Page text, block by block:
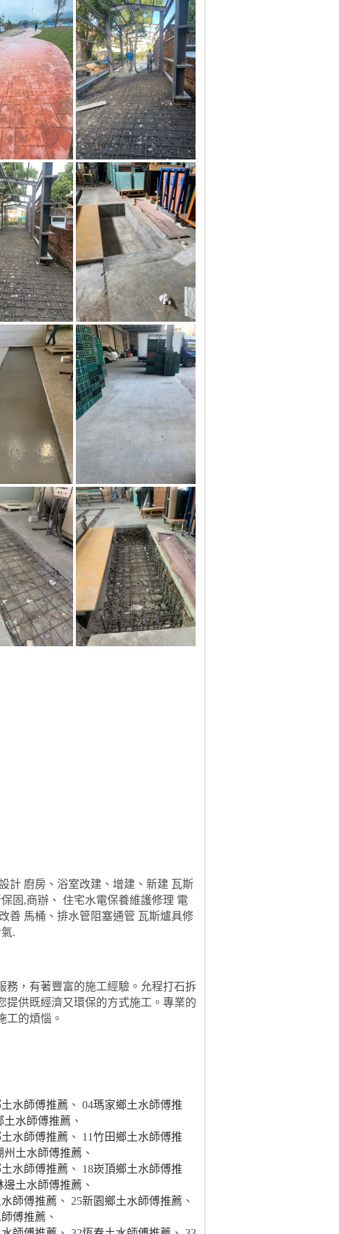
計 廚房、浴室改建、增建、新建 瓦斯
固,商辦、 住宅水電保養維護修理 電
善 馬桶、排水管阻塞通管 瓦斯爐具修
.
，有著豐富的施工經驗。允程打石拆
供既經濟又環保的方式施工。專業的
工的煩惱。
水師傅推薦 、 04瑪家鄉土水師傅推
土水師傅推薦 、
水師傅推薦 、 11竹田鄉土水師傅推
州土水師傅推薦 、
水師傅推薦 、 18崁頂鄉土水師傅推
邊土水師傅推薦 、
師傅推薦 、 25新園鄉土水師傅推薦 、
傅推薦 、